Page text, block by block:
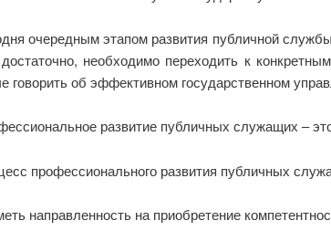
очередным этапом развития публичной
необходимо переходить к
говорить об эффективном государственном
развитие публичных служащих –
профессионального развития публичных
направленность на приобретение